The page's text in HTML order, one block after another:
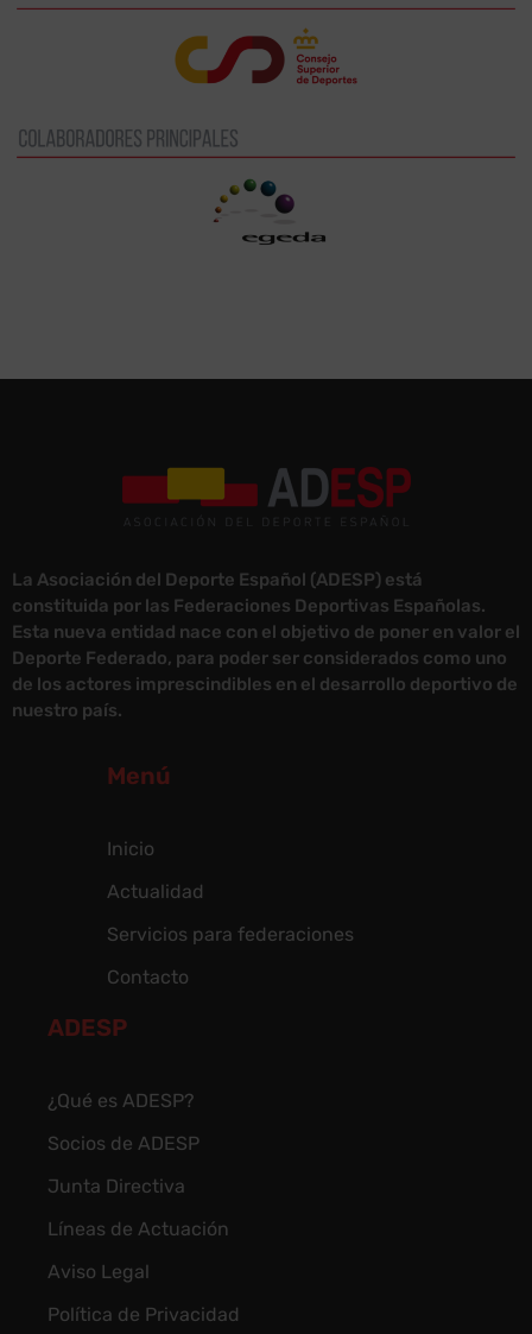
La Asociación del Deporte Español (ADESP) está
constituida por las Federaciones Deportivas Españolas.
Esta nueva entidad nace con el objetivo de poner en valor el
Deporte Federado, para poder ser considerados como uno
de los actores imprescindibles en el desarrollo deportivo de
nuestro país.
Menú
Inicio
Actualidad
Servicios para federaciones
Contacto
ADESP
¿Qué es ADESP?
Socios de ADESP
Junta Directiva
Líneas de Actuación
Aviso Legal
Política de Privacidad